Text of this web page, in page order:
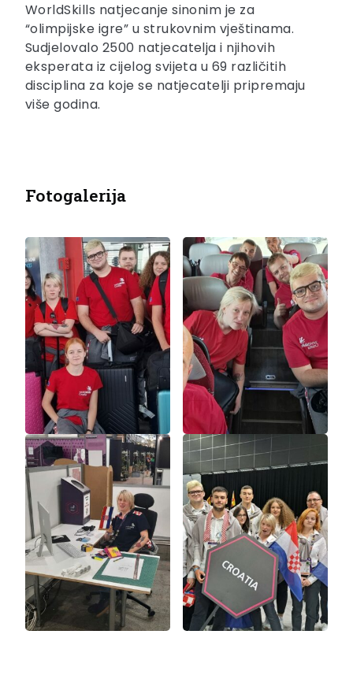
WorldSkills natjecanje sinonim je za
“olimpijske igre” u strukovnim vještinama.
Sudjelovalo 2500 natjecatelja i njihovih
eksperata iz cijelog svijeta u 69 različitih
disciplina za koje se natjecatelji pripremaju
više godina.
Fotogalerija